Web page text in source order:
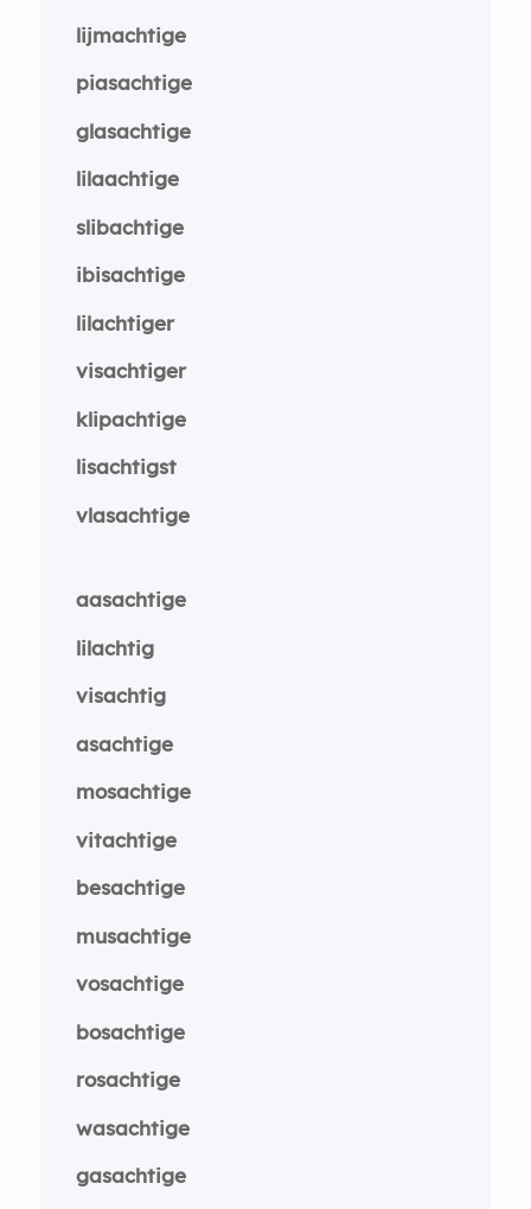
lijmachtige
piasachtige
glasachtige
lilaachtige
slibachtige
ibisachtige
lilachtiger
visachtiger
klipachtige
lisachtigst
vlasachtige
aasachtige
lilachtig
visachtig
asachtige
mosachtige
vitachtige
besachtige
musachtige
vosachtige
bosachtige
rosachtige
wasachtige
gasachtige